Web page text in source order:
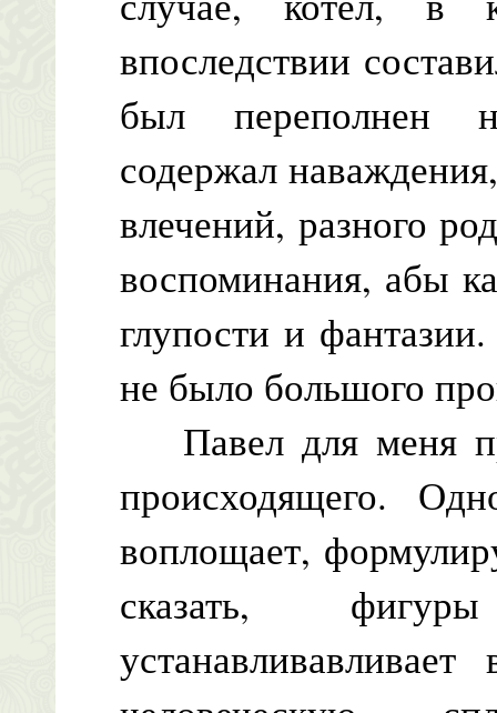
впоследствии
был переполнен
содержал
влечений, разного
воспоминания, абы
глупости и
не было большого
Павел для меня
происходящего.
воплощает,
сказать,